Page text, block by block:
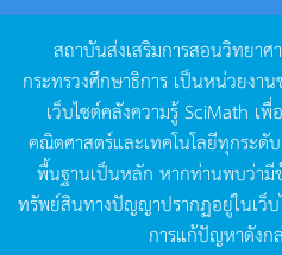
สถาบันส่งเสริมการสอนวิทยาศ
กระทรวงศึกษาธิการ เป็นหน่วยงาน
เว็บไซต์คลังความรู้SciMath เพื่
คณิตศาสตร์และเทคโนโลยีทุกระดั
พื้นฐานเป็นหลัก หากท่านพบว่ามี
ทรัพย์สินทางปัญญาปรากฏอยู่ในเว็บ
การแก้ปัญหาดังก